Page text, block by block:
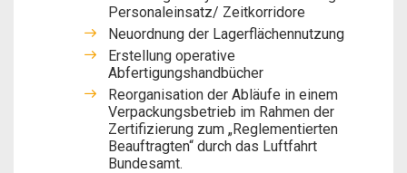
Personaleinsatz/ Zeitkorridore
Neuordnung der Lagerflächennutzung
Erstellung operative
Abfertigungshandbücher
Reorganisation der Abläufe in einem
Verpackungsbetrieb im Rahmen der
Zertifizierung zum „Reglementierten
Beauftragten“ durch das Luftfahrt
Bundesamt.